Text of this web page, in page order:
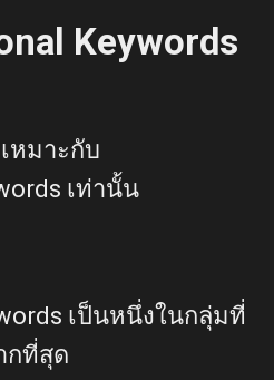
Keywords
หมาะกับ
เท่านั้น
เป็นหนึ่งในกลุ่มที่
กที่สุด